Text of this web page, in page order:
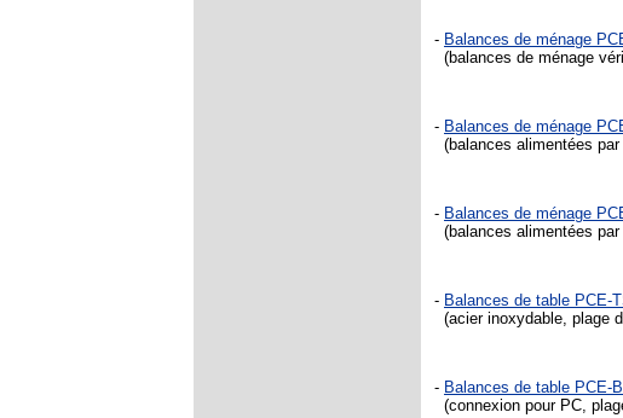
- Balances de ménage
(balances de ménage
- Balances de ménage
(balances alimentées
- Balances de ménage
(balances alimentées
- Balances de table PCE-
(acier inoxydable, plage
- Balances de table PCE-
(connexion pour PC,